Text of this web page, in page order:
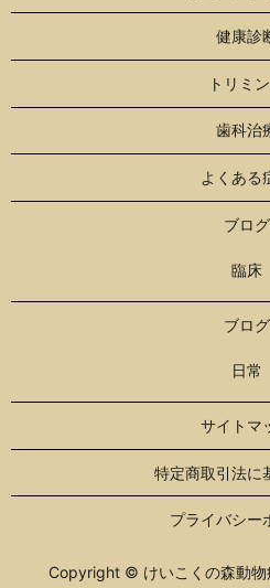
健康診
トリミ
歯科治
よくある
ブログ
臨床
ブログ
日常
サイトマ
特定商取引法に
プライバシー
Copyright © けいこくの森動